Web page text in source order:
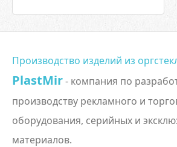
Производство изделий из
PlastMir- компания по
производству рекламного и
оборудования, серийных и
материалов.